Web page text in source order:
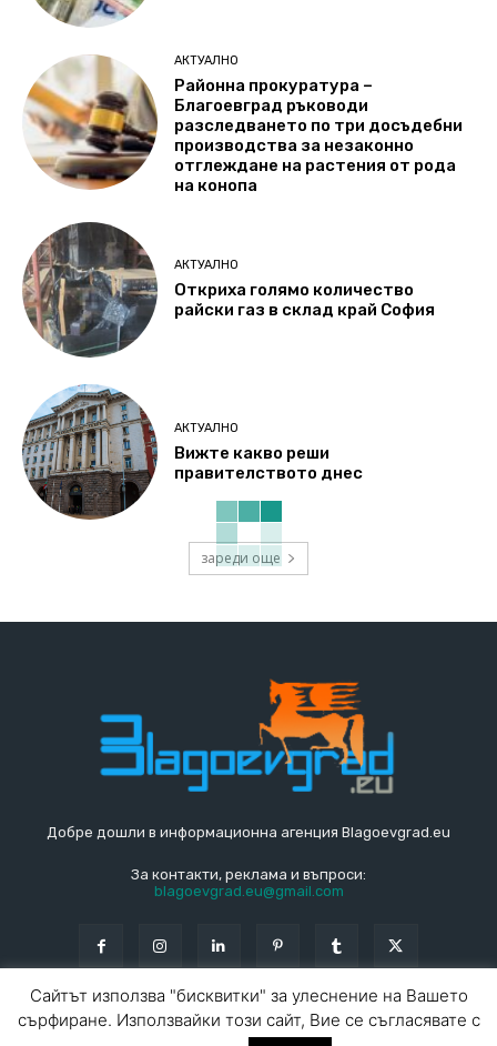
АКТУАЛНО
Районна прокуратура –
Благоевград ръководи
разследването по три досъдебни
производства за незаконно
отглеждане на растения от рода
на конопа
АКТУАЛНО
Откриха голямо количество
райски газ в склад край София
АКТУАЛНО
Вижте какво реши
правителството днес
зареди още
Добре дошли в информационна агенция Blagoevgrad.eu
За контакти, реклама и въпроси:
blagoevgrad.eu@gmail.com
Общи условия
Сайтът използва "бисквитки" за улеснение на Вашето
сърфиране. Използвайки този сайт, Вие се съгласявате с